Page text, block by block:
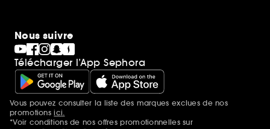
Nous suivre
Télécharger l’App Sephora
Mentions additionnelles
Vous pouvez consulter la liste des marques exclues de nos
promotionsici.
*Voir conditions de nos offres promotionnelles sur